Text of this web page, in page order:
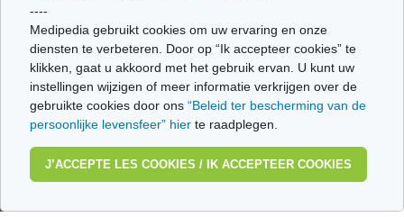
----
Medipedia gebruikt cookies om uw ervaring en onze
diensten te verbeteren. Door op “Ik accepteer cookies” te
klikken, gaat u akkoord met het gebruik ervan. U kunt uw
instellingen wijzigen of meer informatie verkrijgen over de
gebruikte cookies door ons “Beleid ter bescherming van de
persoonlijke levensfeer” hier te raadplegen.
J’ACCEPTE LES COOKIES / IK ACCEPTEER COOKIES